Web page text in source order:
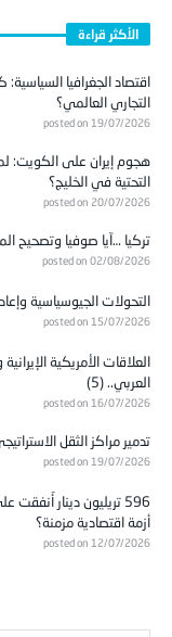
الأكثر قراءة
اقتصاد الجغرافيا
التجاري العالمي؟
posted on 19/07/2026
هجوم إيران على الكويت:
التحتية في الخليج؟
posted on 20/07/2026
تركيا …آيا صوفيا وتصحيح
posted on 02/08/2026
التحولات الجيوسياسية
posted on 15/07/2026
العلاقات الأمريكية
العربي.. (5)
posted on 16/07/2026
تدمير مراكز الثقل
posted on 19/07/2026
596 تريليون دينار
أزمة اقتصادية مزمنة؟
posted on 12/07/2026